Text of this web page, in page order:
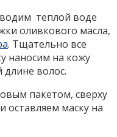
теплой воде
оливкового масла,
. Тщательно все
наносим на кожу
длине волос.
пакетом, сверху
оставляем маску на